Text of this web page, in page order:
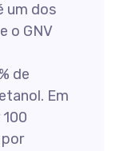
um dos
o GNV
de
Em